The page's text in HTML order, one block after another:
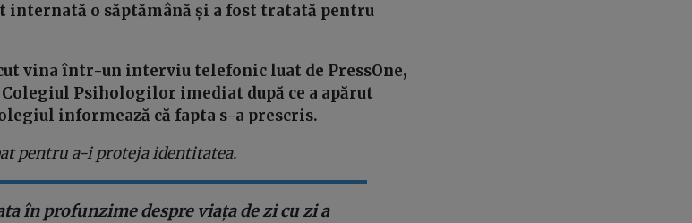
internată o săptămână și a fost tratată pentru
vina într-un interviu telefonic luat de PressOne,
Psihologilor imediat după ce a apărut
informează că fapta s-a prescris.
pentru a-i proteja identitatea.
în profunzime despre viața de zi cu zi a